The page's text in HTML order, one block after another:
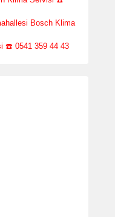
Bosch Klima
☎️ 0541 359 44 43